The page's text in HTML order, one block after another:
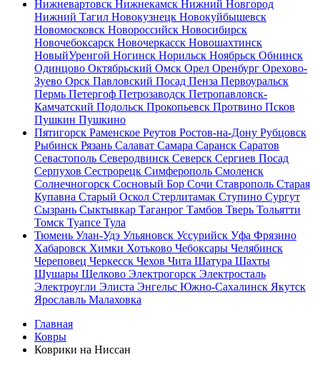
Нижневартовск Нижнекамск Нижний Новгород
Нижний Тагил Новокузнецк Новокуйбышевск
Новомосковск Новороссийск Новосибирск
Новочебоксарск Новочеркасск Новошахтинск
НовыйУренгой Ногинск Норильск Ноябрьск Обнинск
Одинцово Октябрьский Омск Орел Оренбург Орехово-
Зуево Орск Павловский Посад Пенза Первоуральск
Пермь Петергоф Петрозаводск Петропавловск-
Камчатский Подольск Прокопьевск Протвино Псков
Пушкин Пушкино
Пятигорск Раменское Реутов Ростов-на-Дону Рубцовск
Рыбинск Рязань Салават Самара Саранск Саратов
Севастополь Северодвинск Северск Сергиев Посад
Серпухов Сестрорецк Симферополь Смоленск
Солнечногорск Сосновый Бор Сочи Ставрополь Старая
Купавна Старый Оскол Стерлитамак Ступино Сургут
Сызрань Сыктывкар Таганрог Тамбов Тверь Тольятти
Томск Туапсе Тула
Тюмень Улан-Удэ Ульяновск Уссурийск Уфа Фрязино
Хабаровск Химки Хотьково Чебоксары Челябинск
Череповец Черкесск Чехов Чита Шатура Шахты
Шушары Щелково Электрогорск Электросталь
Электроугли Элиста Энгельс Южно-Сахалинск Якутск
Ярославль Малаховка
Главная
Ковры
Коврики на Ниссан